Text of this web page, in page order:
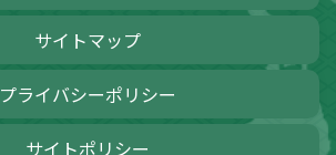
サイトマップ
プライバシーポリシー
サイトポリシー